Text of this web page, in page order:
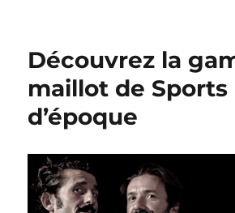
Downhill
Découvrez la
maillot de Sports
d’époque